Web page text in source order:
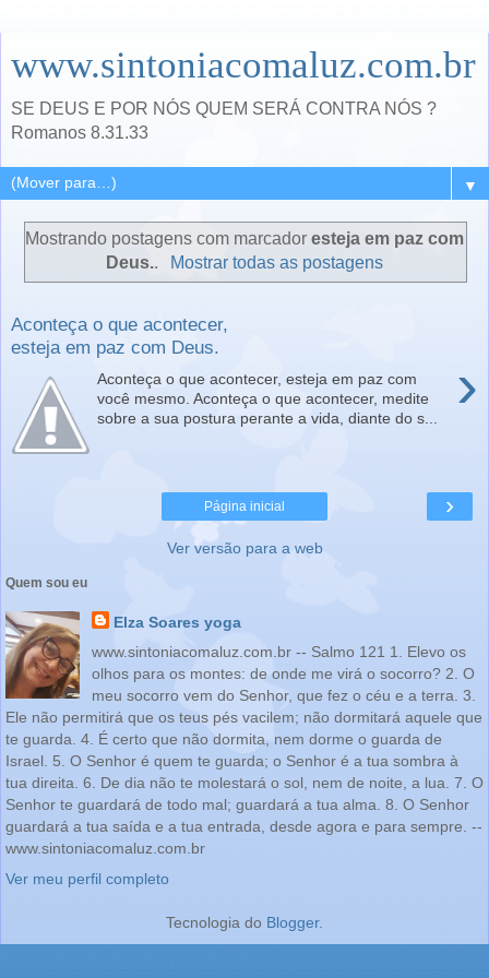
www.sintoniacomaluz.com.br
SE DEUS E POR NÓS QUEM SERÁ CONTRA NÓS ?
Romanos 8.31.33
▼
Mostrando postagens com marcador esteja em paz com
Deus.. Mostrar todas as postagens
Aconteça o que acontecer,
esteja em paz com Deus.
›
Aconteça o que acontecer, esteja em paz com
você mesmo. Aconteça o que acontecer, medite
sobre a sua postura perante a vida, diante do s...
›
Página inicial
Ver versão para a web
Quem sou eu
Elza Soares yoga
www.sintoniacomaluz.com.br -- Salmo 121 1. Elevo os
olhos para os montes: de onde me virá o socorro? 2. O
meu socorro vem do Senhor, que fez o céu e a terra. 3.
Ele não permitirá que os teus pés vacilem; não dormitará aquele que
te guarda. 4. É certo que não dormita, nem dorme o guarda de
Israel. 5. O Senhor é quem te guarda; o Senhor é a tua sombra à
tua direita. 6. De dia não te molestará o sol, nem de noite, a lua. 7. O
Senhor te guardará de todo mal; guardará a tua alma. 8. O Senhor
guardará a tua saída e a tua entrada, desde agora e para sempre. --
www.sintoniacomaluz.com.br
Ver meu perfil completo
Tecnologia do Blogger.